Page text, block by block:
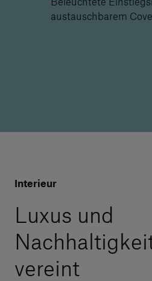
austauschbarem
Interieur
Luxus und
vereint